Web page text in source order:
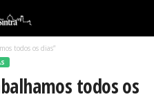
todos os dias”
todos os